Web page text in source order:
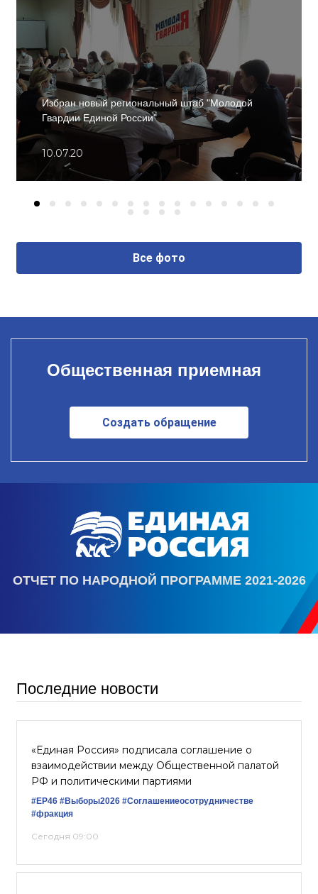
Избран новый региональный штаб "Молодой
Гвардии Единой России"
10.07.20
Все фото
Общественная приемная
Создать обращение
ОТЧЕТ ПО НАРОДНОЙ ПРОГРАММЕ 2021-2026
Последние новости
«Единая Россия» подписала соглашение о
взаимодействии между Общественной палатой
РФ и политическими партиями
#ЕР46 #Выборы2026 #Соглашениеосотрудничестве
#фракция
Сегодня 09:00